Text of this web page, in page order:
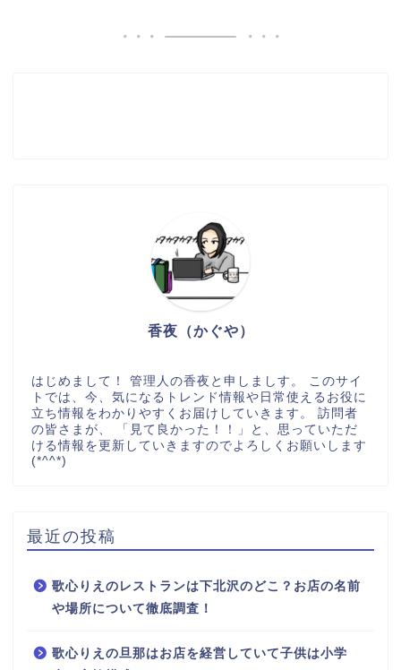
香夜（かぐや）
はじめまして！ 管理人の香夜と申しましす。 このサイ
トでは、今、気になるトレンド情報や日常使えるお役に
立ち情報をわかりやすくお届けしていきます。 訪問者
の皆さまが、 「見て良かった！！」と、思っていただ
ける情報を更新していきますのでよろしくお願いします
(*^^*)
最近の投稿
歌心りえのレストランは下北沢のどこ？お店の名前
や場所について徹底調査！
歌心りえの旦那はお店を経営していて子供は小学